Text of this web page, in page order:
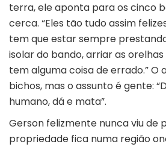
terra, ele aponta para os cinco
cerca. “Eles tão tudo assim
tem que estar sempre
isolar do bando, arriar as
tem alguma coisa de errado.” O
bichos, mas o assunto é gente:
humano, dá e mata”.
Gerson felizmente nunca viu de
propriedade fica numa região